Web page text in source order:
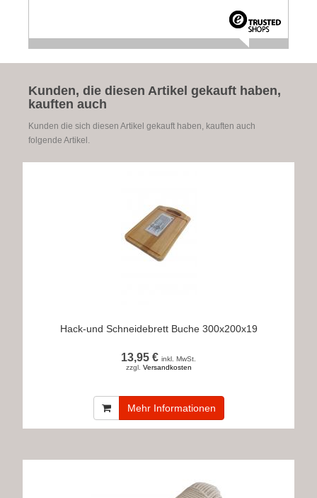
Kunden, die diesen Artikel gekauft haben,
kauften auch
Kunden die sich diesen Artikel gekauft haben, kauften auch
folgende Artikel.
Hack-und Schneidebrett Buche 300x200x19
13,95 € inkl. MwSt.
zzgl. Versandkosten
Mehr Informationen